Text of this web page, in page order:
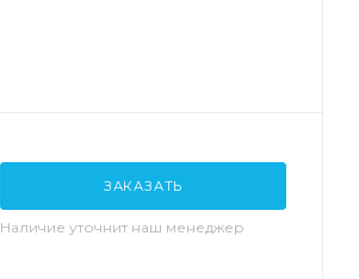
ЗАКАЗАТЬ
Наличие уточнит наш менеджер